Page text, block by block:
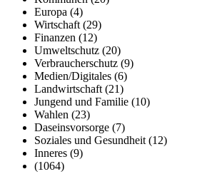
Europa (4)
Wirtschaft (29)
Finanzen (12)
Umweltschutz (20)
Verbraucherschutz (9)
Medien/Digitales (6)
Landwirtschaft (21)
Jungend und Familie (10)
Wahlen (23)
Daseinsvorsorge (7)
Soziales und Gesundheit (12)
Inneres (9)
(1064)